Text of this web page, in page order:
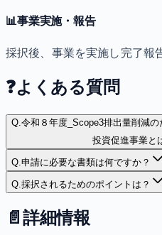
📊事業実施・報告
採択後、事業を実施し完了報
❓よくある質問
Q.令和８年度_Scope3排出量削減
投資促進事業と
Q.申請に必要な書類は何ですか？
Q.採択されるためのポイントは？
📄 詳細情報